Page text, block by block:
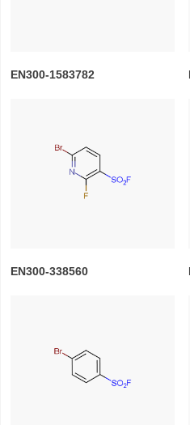
EN300-1583782
EN300-338560